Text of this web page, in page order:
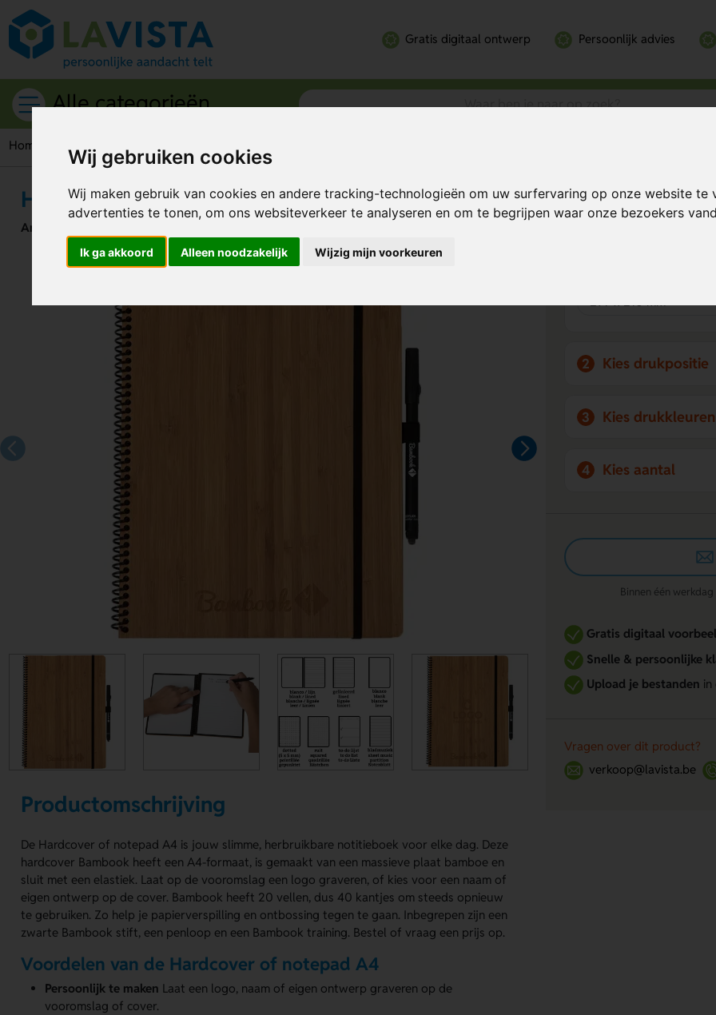
Wij gebruiken cookies
Wij maken gebruik van cookies en andere tracking-technologieën om uw surfervaring op onze website te
advertenties te tonen, om ons websiteverkeer te analyseren en om te begrijpen waar onze bezoekers
Ik ga akkoord Alleen noodzakelijk Wijzig mijn voorkeuren
Gratis digitaal ontwerp Persoonlijk advies
Alle categorieën
Home Notitieboekjes Hardcover of notepad A4
Hardcover of notepad A4
Artikelnummer:
Productomschrijving
De Hardcover of notepad A4 is jouw slimme, herbruikbare notitieboek voor elke dag. Deze
hardcover Bambook heeft een A4-formaat, is gemaakt van een massieve plaat bamboe en
sluit met een elastiek. Laat op de vooromslag een logo graveren, of kies voor een naam of
eigen ontwerp op de cover. Bambook heeft 20 vellen, dus 40 kantjes om steeds opnieuw
te gebruiken. Zo help je papierverspilling en ontbossing tegen te gaan. Inbegrepen zijn een
zwarte Bambook stift, een penloop en een Bambook training. Bestel of vraag een prijs op.
Voordelen van de Hardcover of notepad A4
Persoonlijk te maken Laat een logo, naam of eigen ontwerp graveren op de
vooromslag of cover.
Bereken mijn
2 Kies drukpositie
3 Kies drukkleuren
4 Kies aantal
Binnen één
Gratis digitaal
Snelle & persoonlijke
Upload je bestanden
Vragen over dit product?
verkoop@lavista.be